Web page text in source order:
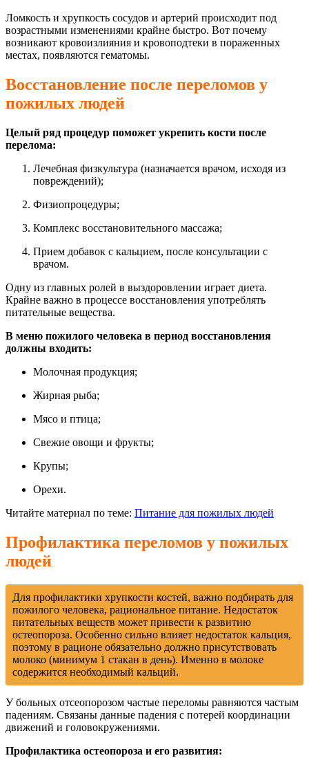
Ломкость и хрупкость сосудов и артерий происходит под
возрастными изменениями крайне быстро. Вот почему
возникают кровоизлияния и кровоподтеки в пораженных
местах, появляются гематомы.
Восстановление после переломов у
пожилых людей
Целый ряд процедур поможет укрепить кости после
перелома:
Лечебная физкультура (назначается врачом, исходя из
повреждений);
Физиопроцедуры;
Комплекс восстановительного массажа;
Прием добавок с кальцием, после консультации с
врачом.
Одну из главных ролей в выздоровлении играет диета.
Крайне важно в процессе восстановления употреблять
питательные вещества.
В меню пожилого человека в период восстановления
должны входить:
Молочная продукция;
Жирная рыба;
Мясо и птица;
Свежие овощи и фрукты;
Крупы;
Орехи.
Читайте материал по теме: Питание для пожилых людей
Профилактика переломов у пожилых
людей
Для профилактики хрупкости костей, важно подбирать для
пожилого человека, рациональное питание. Недостаток
питательных веществ может привести к развитию
остеопороза. Особенно сильно влияет недостаток кальция,
поэтому в рационе обязательно должно присутствовать
молоко (минимум 1 стакан в день). Именно в молоке
содержится необходимый кальций.
У больных отсеопорозом частые переломы равняются частым
падениям. Связаны данные падения с потерей координации
движений и головокружениями.
Профилактика остеопороза и его развития: